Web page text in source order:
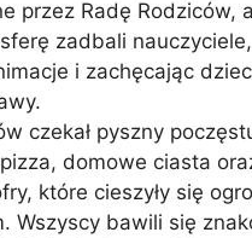
przez Radę Rodziców,
zadbali nauczyciele,
i zachęcając
czekał pyszny
domowe ciasta
które cieszyły się
Wszyscy bawili się